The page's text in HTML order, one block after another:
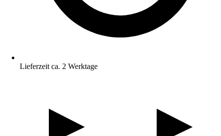
Lieferzeit ca. 2 Werktage